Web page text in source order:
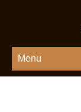
Menu